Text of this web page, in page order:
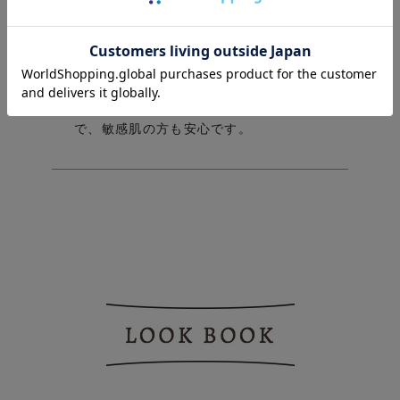
sh
ntl
らか素材のガーゼだからこそ、縫製にも
こだわりがお肌への刺激を最小限にする
ため、できるだけ裏側の縫い代は袋縫
い、又は折伏せ縫いになっています。
で、敏感肌の方も安心です。